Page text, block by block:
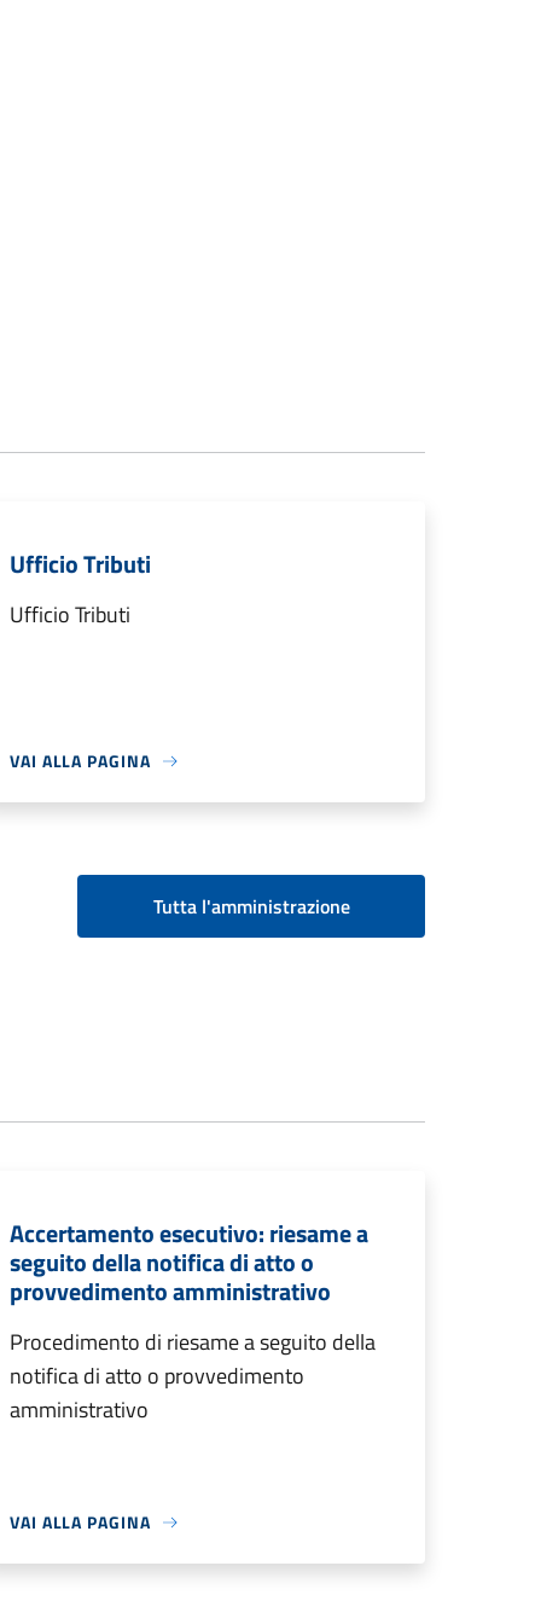
Ufficio Tributi
Ufficio Tributi
VAI ALLA PAGINA
Tutta l'amministrazione
Accertamento esecutivo: riesame a
seguito della notifica di atto o
provvedimento amministrativo
Procedimento di riesame a seguito della
notifica di atto o provvedimento
amministrativo
VAI ALLA PAGINA